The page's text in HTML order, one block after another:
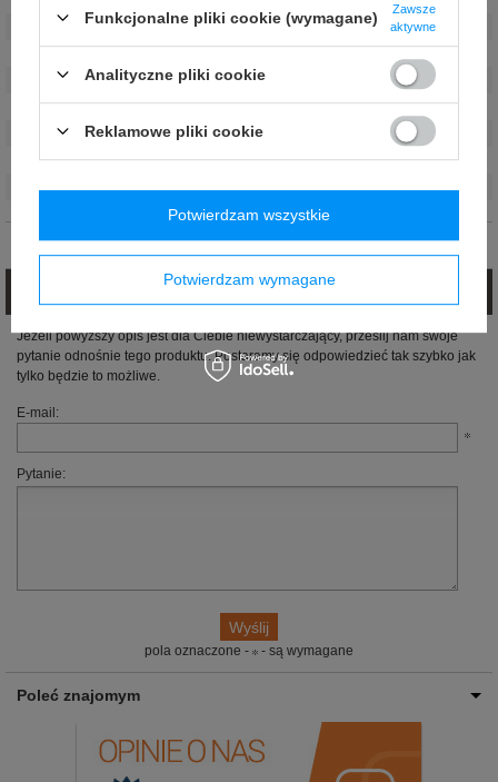
Kategoria:
Rękawiczki
Homologacja:
Bez homologacji
Marka:
Sparco
Kolor: Czarny, Czerwony
Płeć:
Unisex
Materiał: Poliester,Skóra ekologiczna,Silikon
Opinie (0)
Jeżeli powyższy opis jest dla Ciebie niewystarczający, prześlij nam swoje
pytanie odnośnie tego produktu. Postaramy się odpowiedzieć tak szybko jak
tylko będzie to możliwe.
E-mail:
Pytanie:
pola oznaczone - - są wymagane
Poleć znajomym
Funkcjonalne pliki cookie (wymagane)
Zawsze
aktywne
Analityczne pliki cookie
Reklamowe pliki cookie
Potwierdzam wymagane
Potwierdzam wszystkie